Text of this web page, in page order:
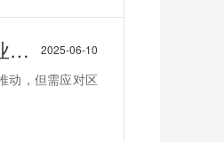
2025-06-10
动，但需应对区